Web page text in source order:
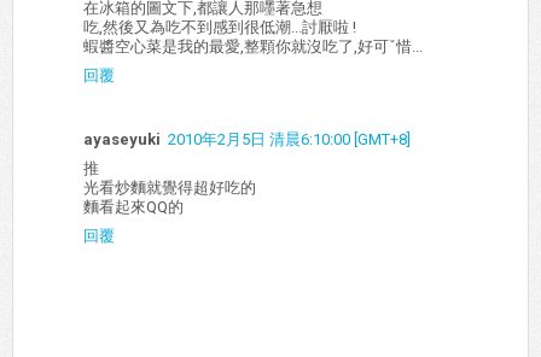
在冰箱的圖文下,都讓人那嚜著急想
吃,然後又為吃不到感到很低潮...討厭啦 !
蝦醬空心菜是我的最愛,整顆你就沒吃了,好可ˇ惜...
回覆
ayaseyuki 2010年2月5日 清晨6:10:00 [GMT+8]
推
光看炒麵就覺得超好吃的
麵看起來QQ的
回覆